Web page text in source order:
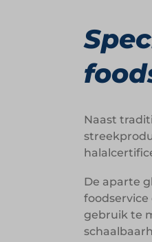
Naast
De aparte
foodservice
gebruik te